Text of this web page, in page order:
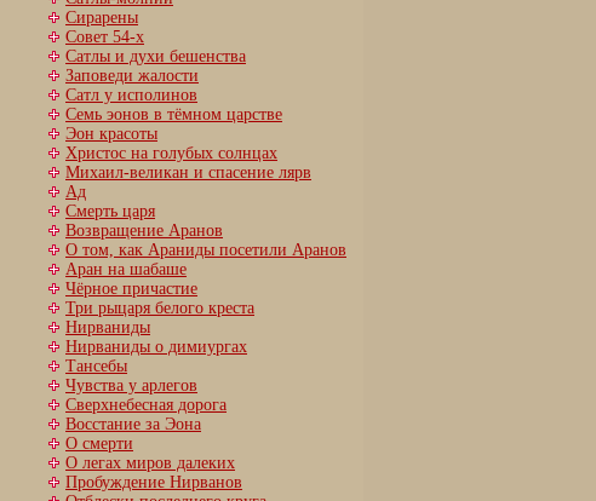
Сирарены
Совет 54-х
Сатлы и духи бешенства
Заповеди жалости
Сатл у исполинов
Семь эонов в тёмном царстве
Эон красоты
Христос на голубых солнцах
Михаил-великан и спасение лярв
Ад
Смерть царя
Возвращение Аранов
О том, как Араниды посетили Аранов
Аран на шабаше
Чёрное причастие
Три рыцаря белого креста
Нирваниды
Нирваниды о димиургах
Тансебы
Чувства у арлегов
Сверхнебесная дорога
Восстание за Эона
О смерти
О легах миров далеких
Пробуждение Нирванов